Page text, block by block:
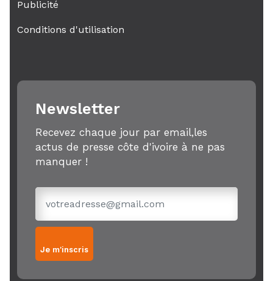
Publicité
Conditions d'utilisation
Newsletter
Recevez chaque jour par email,les
actus de presse côte d'ivoire à ne pas
manquer !
Je m'inscris